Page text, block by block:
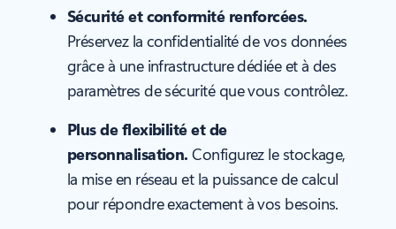
Sécurité et conformité renforcées.
Préservez la confidentialité de vos données
grâce à une infrastructure dédiée et à des
paramètres de sécurité que vous contrôlez.
Plus de flexibilité et de
personnalisation. Configurez le stockage,
la mise en réseau et la puissance de calcul
pour répondre exactement à vos besoins.